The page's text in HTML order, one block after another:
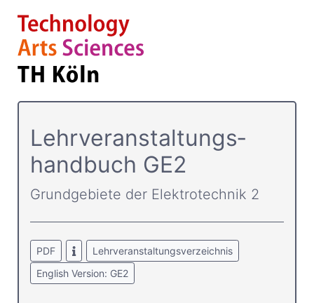
Lehrver­anstaltungs­
handbuch GE2
Grundgebiete der Elektrotechnik 2
PDF
Lehrveranstaltungsverzeichnis
English Version: GE2